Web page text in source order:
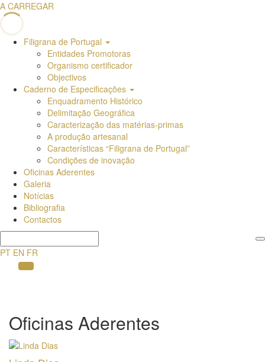
A CARREGAR
Filigrana de Portugal
Entidades Promotoras
Organismo certificador
Objectivos
Caderno de Especificações
Enquadramento Histórico
Delimitação Geográfica
Caracterização das matérias-primas
A produção artesanal
Características “Filigrana de Portugal”
Condições de inovação
Oficinas Aderentes
Galeria
Notícias
Bibliografia
Contactos
PT EN FR
Oficinas Aderentes